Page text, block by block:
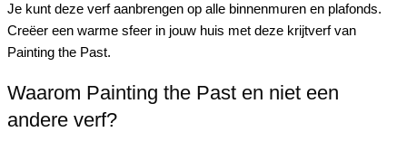
Je kunt deze verf aanbrengen op alle binnenmuren en plafonds.
Creëer een warme sfeer in jouw huis met deze krijtverf van
Painting the Past.
Waarom Painting the Past en niet een
andere verf?